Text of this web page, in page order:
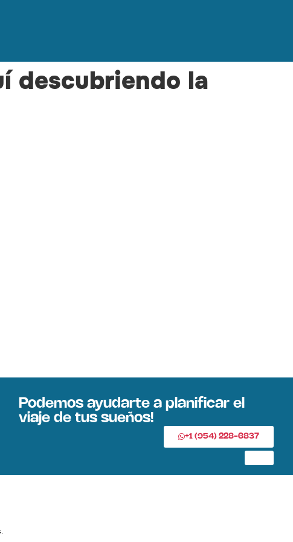
descubriendo la
Podemos ayudarte a planificar el
viaje de tus sueños!
+1 (954) 228-6837